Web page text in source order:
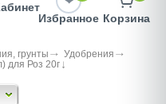
Избранное Корзина
грунты
Удобрения
для Роз 20г